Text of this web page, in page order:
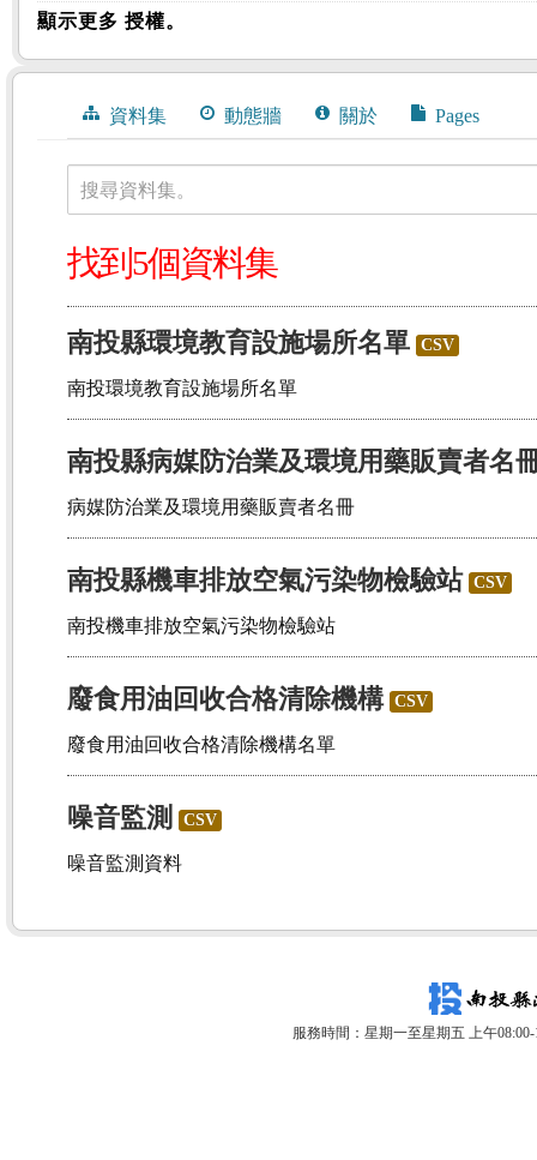
顯示更多 授權。
資料集 動態牆 關於 Pages
搜尋資料集。
找到5個資料集
南投縣環境教育設施場所名單 CSV
南投環境教育設施場所名單
南投縣病媒防治業及環境用藥販賣者名
病媒防治業及環境用藥販賣者名冊
南投縣機車排放空氣污染物檢驗站 CSV
南投機車排放空氣污染物檢驗站
廢食用油回收合格清除機構 CSV
廢食用油回收合格清除機構名單
噪音監測 CSV
噪音監測資料
服務時間：星期一至星期五 上午